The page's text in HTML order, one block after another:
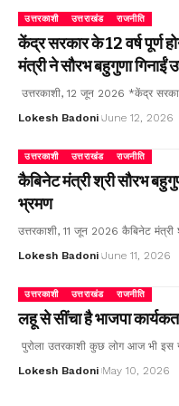
उत्तरकाशी उत्तराखंड राजनीति
केंद्र सरकार के 12 वर्ष पूर्ण
मंत्री ने सौरभ बहुगुणा गिनाईं
उत्तरकाशी, 12 जून 2026 *केंद्र
Lokesh Badoni June 12, 2026
उत्तरकाशी उत्तराखंड राजनीति
कैबिनेट मंत्री श्री सौरभ
भ्रमण
उत्तरकाशी, 11 जून 2026 कैबिनेट
Lokesh Badoni June 11, 2026
उत्तरकाशी उत्तराखंड राजनीति
लहू से सींचा है भाजपा
पुरोला उतरकाशी कुछ लोग आज भी इस
Lokesh Badoni May 10, 2026